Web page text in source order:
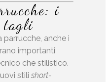
i
tagli
anche i
importanti
che stilistico.
stili short-